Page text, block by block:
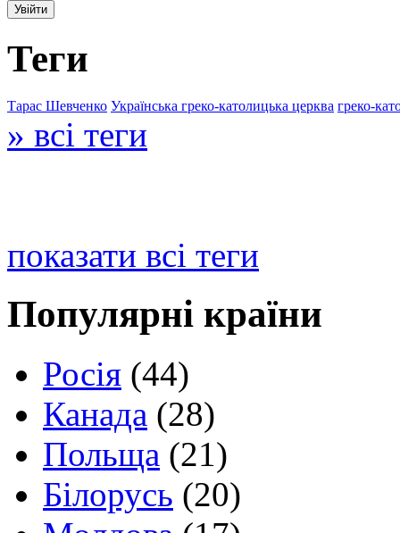
Теги
Тарас Шевченко Українська греко-католицька церква греко-
» всі теги
показати всі теги
Популярні країни
Росія (44)
Канада (28)
Польща (21)
Білорусь (20)